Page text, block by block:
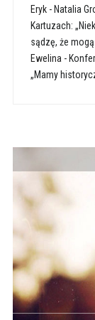
Eryk- Natalia
Kartuzach:
sądzę, że
Ewelina -
„Mamy